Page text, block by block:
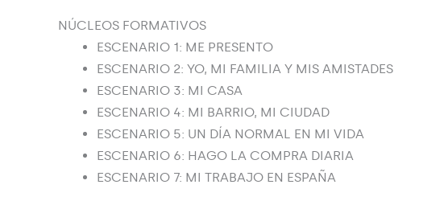
NÚCLEOS FORMATIVOS
ESCENARIO 1: ME PRESENTO
ESCENARIO 2: YO, MI FAMILIA Y MIS AMISTADES
ESCENARIO 3: MI CASA
ESCENARIO 4: MI BARRIO, MI CIUDAD
ESCENARIO 5: UN DÍA NORMAL EN MI VIDA
ESCENARIO 6: HAGO LA COMPRA DIARIA
ESCENARIO 7: MI TRABAJO EN ESPAÑA